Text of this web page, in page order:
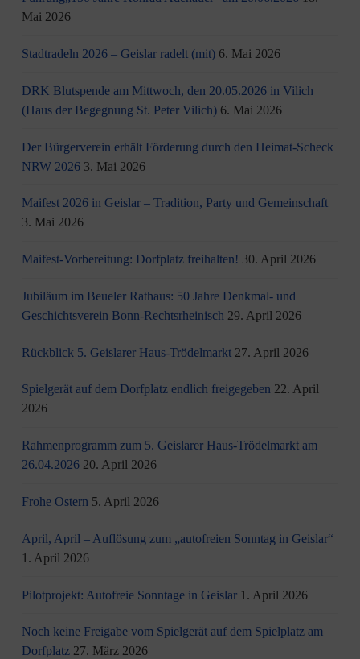
Mai 2026
Stadtradeln 2026 – Geislar radelt (mit) 6. Mai 2026
DRK Blutspende am Mittwoch, den 20.05.2026 in Vilich
(Haus der Begegnung St. Peter Vilich) 6. Mai 2026
Der Bürgerverein erhält Förderung durch den Heimat-Scheck
NRW 2026 3. Mai 2026
Maifest 2026 in Geislar – Tradition, Party und Gemeinschaft
3. Mai 2026
Maifest-Vorbereitung: Dorfplatz freihalten! 30. April 2026
Jubiläum im Beueler Rathaus: 50 Jahre Denkmal- und
Geschichtsverein Bonn-Rechtsrheinisch 29. April 2026
Rückblick 5. Geislarer Haus-Trödelmarkt 27. April 2026
Spielgerät auf dem Dorfplatz endlich freigegeben 22. April
2026
Rahmenprogramm zum 5. Geislarer Haus-Trödelmarkt am
26.04.2026 20. April 2026
Frohe Ostern 5. April 2026
April, April – Auflösung zum „autofreien Sonntag in Geislar“
1. April 2026
Pilotprojekt: Autofreie Sonntage in Geislar 1. April 2026
Noch keine Freigabe vom Spielgerät auf dem Spielplatz am
Dorfplatz 27. März 2026